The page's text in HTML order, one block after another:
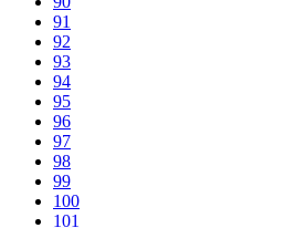
91
92
93
94
95
96
97
98
99
100
101